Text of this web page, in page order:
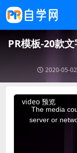
PR模板-20款
2020-05-02
video 预览
This
The media
server or